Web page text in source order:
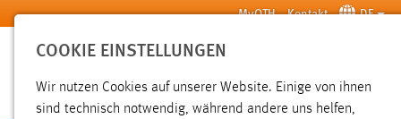
Zum Hauptinhalt springen MyOTH Kontakt DE
SUCHE
COOKIE EINSTELLUNGEN
Wir nutzen Cookies auf unserer Website. Einige von ihnen
sind technisch notwendig, während andere uns helfen,